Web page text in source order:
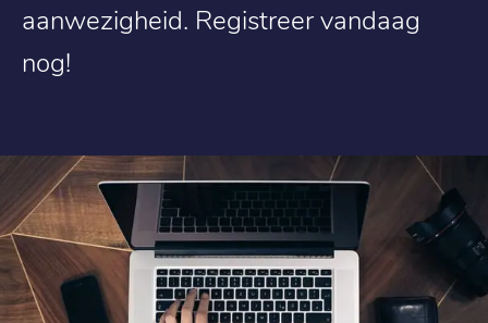
aanwezigheid. Registreer vandaag
nog!